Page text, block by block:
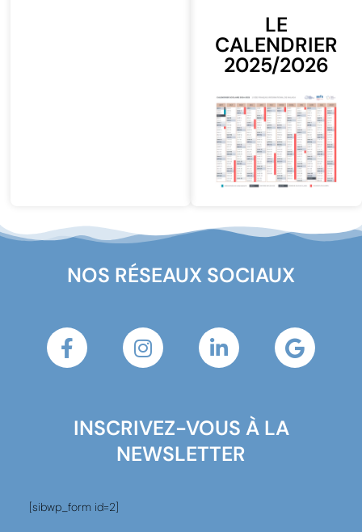
LE
CALENDRIER
2025/2026
NOS RÉSEAUX SOCIAUX
INSCRIVEZ-VOUS À LA
NEWSLETTER
[sibwp_form id=2]